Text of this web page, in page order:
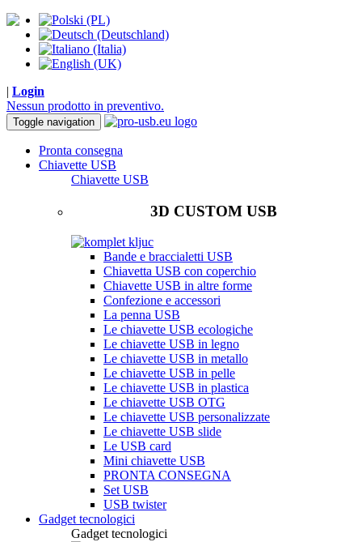
| Login
Nessun prodotto in preventivo.
Toggle navigation
Pronta consegna
Chiavette USB
Chiavette USB
3D CUSTOM USB
Bande e braccialetti USB
Chiavetta USB con coperchio
Chiavette USB in altre forme
Confezione e accessori
La penna USB
Le chiavette USB ecologiche
Le chiavette USB in legno
Le chiavette USB in metallo
Le chiavette USB in pelle
Le chiavette USB in plastica
Le chiavette USB OTG
Le chiavette USB personalizzate
Le chiavette USB slide
Le USB card
Mini chiavette USB
PRONTA CONSEGNA
Set USB
USB twister
Gadget tecnologici
Gadget tecnologici